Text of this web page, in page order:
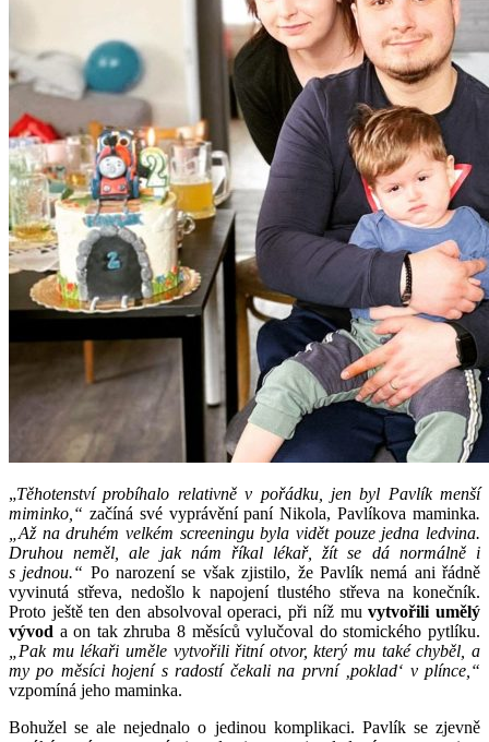
„Těhotenství probíhalo relativně v pořádku, jen byl Pavlík menší
miminko,“ začíná své vyprávění paní Nikola, Pavlíkova maminka.
„Až na druhém velkém screeningu byla vidět pouze jedna ledvina.
Druhou neměl, ale jak nám říkal lékař, žít se dá normálně i
s jednou.“ Po narození se však zjistilo, že Pavlík nemá ani řádně
vyvinutá střeva, nedošlo k napojení tlustého střeva na konečník.
Proto ještě ten den absolvoval operaci, při níž muvytvořili umělý
vývod a on tak zhruba 8 měsíců vylučoval do stomického pytlíku.
„Pak mu lékaři uměle vytvořili řitní otvor, který mu také chyběl, a
my po měsíci hojení s radostí čekali na první ‚poklad‘ v plínce,“
vzpomíná jeho maminka.
Bohužel se ale nejednalo o jedinou komplikaci. Pavlík se zjevně